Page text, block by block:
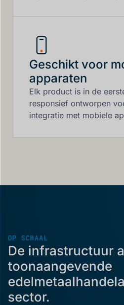
Geschikt voor
apparaten
Elk product is in de
responsief ontworpen
integratie met mobiele
OP SCHAAL
De infrastructuur
toonaangevende
sector.